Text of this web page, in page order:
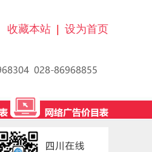
收藏本站 设为首页